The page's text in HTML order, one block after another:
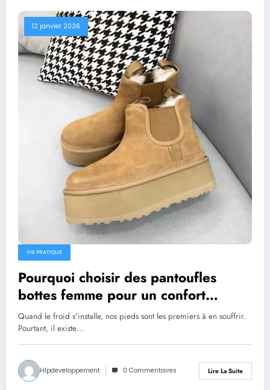
12 janvier 2026
VIE PRATIQUE
Pourquoi choisir des pantoufles
bottes femme pour un confort
optimal cet hiver ?
Quand le froid s'installe, nos pieds sont les premiers à en souffrir.
Pourtant, il existe…
Hlpdeveloppement 0 Commentaires Lire La Suite